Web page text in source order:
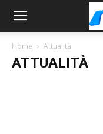
Home Attualità
ATTUALITÀ